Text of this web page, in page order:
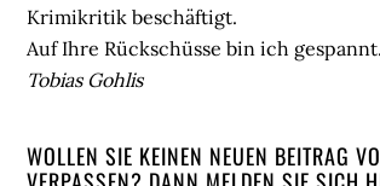
Krimikritik beschäftigt.
Auf Ihre Rückschüsse bin ich gespannt.
Tobias Gohlis
WOLLEN SIE KEINEN NEUEN BEITRAG